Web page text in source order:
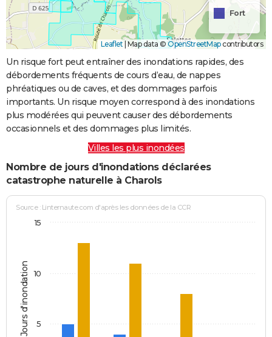
Fort
Leaflet Map data © OpenStreetMapcontributors
Un risque fort peut entraîner des inondations rapides, des
débordements fréquents de cours d’eau, de nappes
phréatiques ou de caves, et des dommages parfois
importants. Un risque moyen correspond à des inondations
plus modérées qui peuvent causer des débordements
occasionnels et des dommages plus limités.
Villes les plus inondées
Nombre de jours d'inondations déclarées
catastrophe naturelle à Charols
Jours d'inondation
Source : Linternaute.com d'après les données de la CCR
5
10
15